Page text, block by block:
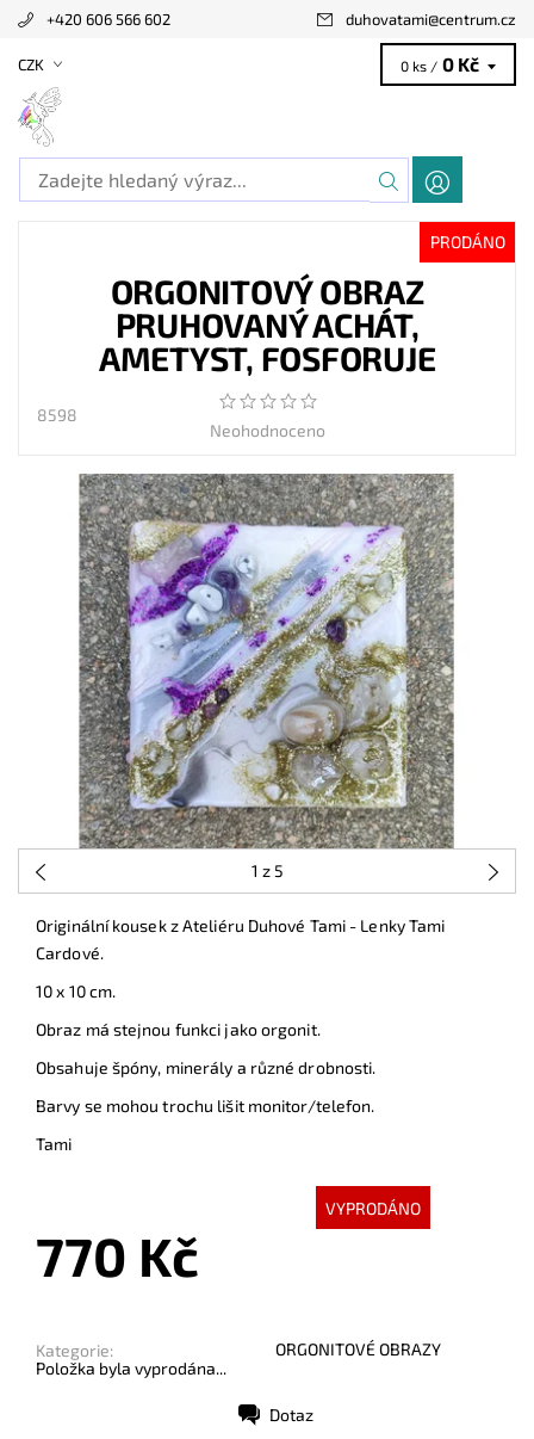
+420 606 566 602 duhovatami@centrum.cz
CZK 0 ks / 0 Kč
PRODÁNO
ORGONITOVÝ OBRAZ
PRUHOVANÝ ACHÁT,
AMETYST, FOSFORUJE
8598
Neohodnoceno
1 z 5
Originální kousek z Ateliéru Duhové Tami - Lenky Tami
Cardové.
10 x 10 cm.
Obraz má stejnou funkci jako orgonit.
Obsahuje špóny, minerály a různé drobnosti.
Barvy se mohou trochu lišit monitor/telefon.
Tami
VYPRODÁNO
770 Kč
Kategorie:
ORGONITOVÉ OBRAZY
Položka byla vyprodána...
Dotaz